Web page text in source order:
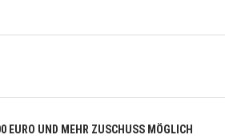
EURO UND MEHR ZUSCHUSS MÖGLICH